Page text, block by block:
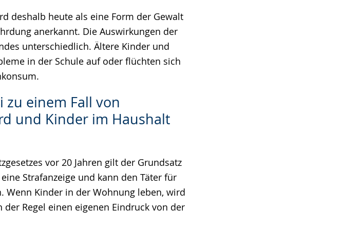
deshalb heute als eine Form der Gewalt
anerkannt. Die Auswirkungen der
unterschiedlich. Ältere Kinder und
in der Schule auf oder flüchten sich
zu einem Fall von
und Kinder im Haushalt
vor 20 Jahren gilt der Grundsatz
Strafanzeige und kann den Täter für
Wenn Kinder in der Wohnung leben, wird
Regel einen eigenen Eindruck von der